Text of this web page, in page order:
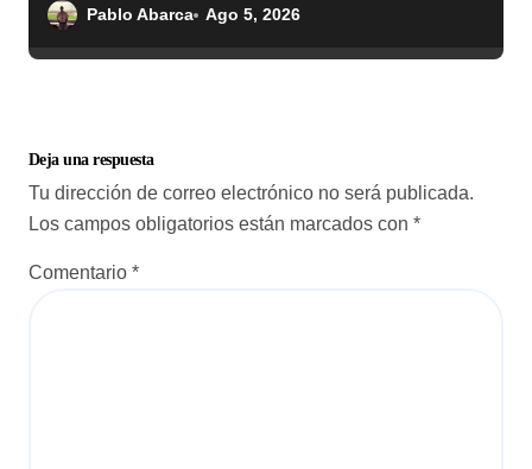
Pablo Abarca Ago 5, 2026
Deja una respuesta
Tu dirección de correo electrónico no será publicada.
Los campos obligatorios están marcados con *
Comentario *